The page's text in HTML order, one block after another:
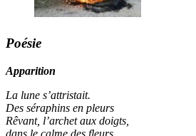
Poésie
Apparition
La lune s’attristait.
Des séraphins en pleurs
Rêvant, l’archet aux doigts,
dans le calme des fleurs